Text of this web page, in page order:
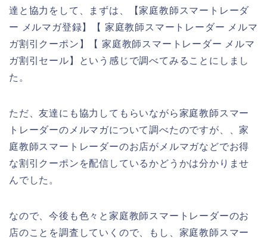
達と協力をして、まずは、【家庭教師スマートレーダ
ー メルマガ登録】【 家庭教師スマートレーダー メルマ
ガ割引クーポン】【 家庭教師スマートレーダー メルマ
ガ割引セール】という感じで調べてみることにしまし
た。
ただ、友達にも協力してもらいながら家庭教師スマー
トレーダーのメルマガについて調べたのですが、、家
庭教師スマートレーダーのお店がメルマガなどでお得
な割引クーポンを配信しているかどうかは分かりませ
んでした。
なので、今後も色々と家庭教師スマートレーダーのお
店のことを調査していくので、もし、家庭教師スマー